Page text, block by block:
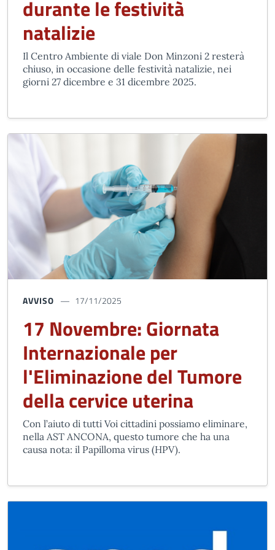
durante le festività
natalizie
Il Centro Ambiente di viale Don Minzoni 2 resterà
chiuso, in occasione delle festività natalizie, nei
giorni 27 dicembre e 31 dicembre 2025.
AVVISO 17/11/2025
17 Novembre: Giornata
Internazionale per
l'Eliminazione del Tumore
della cervice uterina
Con l’aiuto di tutti Voi cittadini possiamo eliminare,
nella AST ANCONA, questo tumore che ha una
causa nota: il Papilloma virus (HPV).